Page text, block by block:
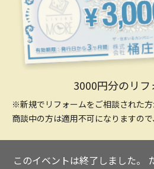
3000円分のリフ
※新規でリフォームをご相談された
商談中の方は適用不可になりますので
このイベントは終了しました。